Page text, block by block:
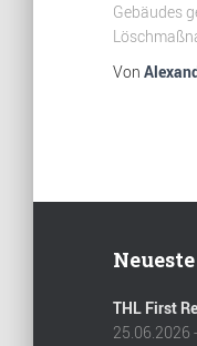
Gebäudes
Von
THL First
25.06.2026